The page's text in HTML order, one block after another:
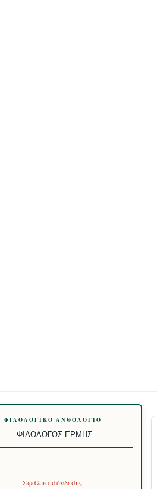
ΦΙΛΟΛΟΓΙΚΌ ΑΝΘΟΛΌΓΙΟ
ΦΙΛΌΛΟΓΟΣ ΕΡΜΉΣ
Σφάλμα σύνδεσης.